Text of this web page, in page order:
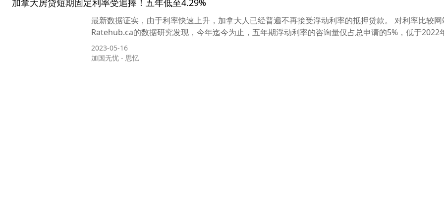
加拿大房贷短期固定利率受追捧！五年低至4.29%
最新数据证实，由于利率快速上升，加拿大人已经普遍不再接受浮动利率的抵押贷款。 对利率比较网
Ratehub.ca的数据研究发现，今年迄今为止，五年期浮动利率的咨询量仅占总申请的5%，低于2022
2023-05-16
加国无忧 - 思忆